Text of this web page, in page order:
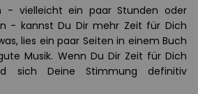
- vielleicht ein paar Stunden oder
- kannst Du Dir mehr Zeit für Dich
lies ein paar Seiten in einem Buch
Musik. Wenn Du Dir Zeit für Dich
sich Deine Stimmung definitiv